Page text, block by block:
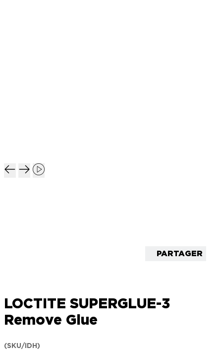
PARTAGER
LOCTITE SUPERGLUE-3
Remove Glue
(SKU/IDH)